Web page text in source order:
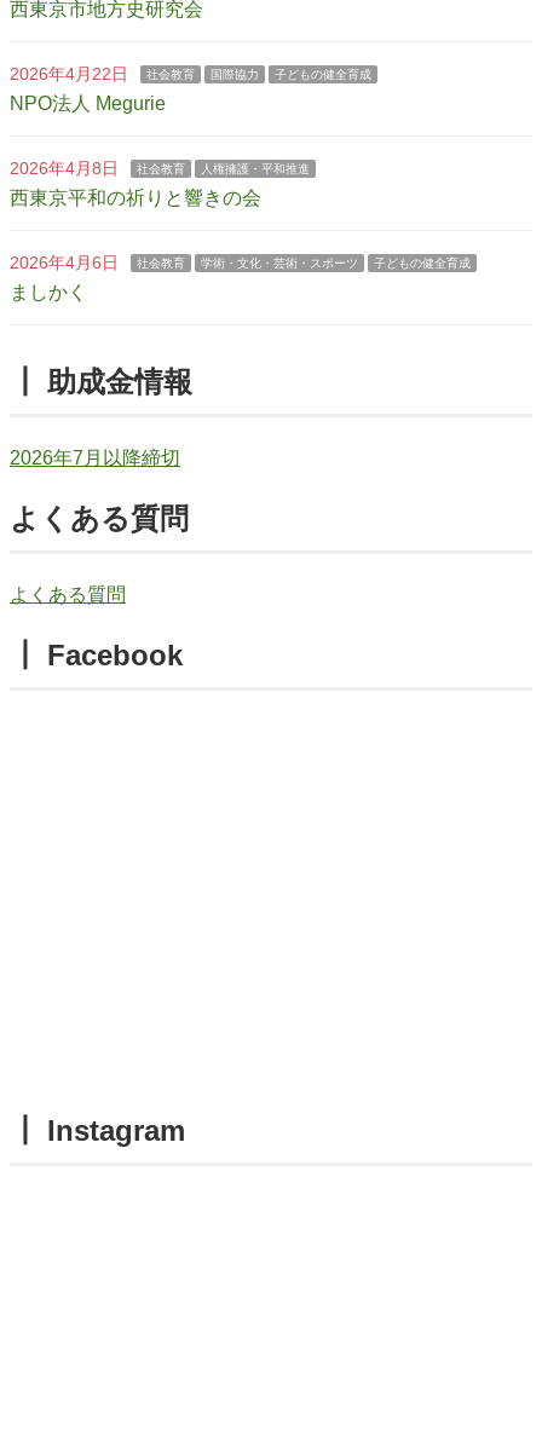
西東京市地方史研究会
2026年4月22日 社会教育 国際協力 子どもの健全育成
NPO法人 Megurie
2026年4月8日 社会教育 人権擁護・平和推進
西東京平和の祈りと響きの会
2026年4月6日 社会教育 学術・文化・芸術・スポーツ 子どもの健全育成
ましかく
┃ 助成金情報
2026年7月以降締切
よくある質問
よくある質問
┃ Facebook
┃ Instagram